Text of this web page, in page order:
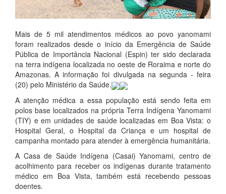
Mais de 5 mil atendimentos médicos ao povo yanomami
foram realizados desde o início da Emergência de Saúde
Pública de Importância Nacional (Espin) ter sido declarada
na terra indígena localizada no oeste de Roraima e norte do
Amazonas. A informação foi divulgada na segunda - feira
(20) pelo Ministério da Saúde.
A atenção médica a essa população está sendo feita em
polos base localizados na própria Terra Indígena Yanomami
(TIY) e em unidades de saúde localizadas em Boa Vista: o
Hospital Geral, o Hospital da Criança e um hospital de
campanha montado para atender à emergência humanitária.
A Casa de Saúde Indígena (Casai) Yanomami, centro de
acolhimento para receber os indígenas durante tratamento
médico em Boa Vista, também está recebendo pessoas
doentes.